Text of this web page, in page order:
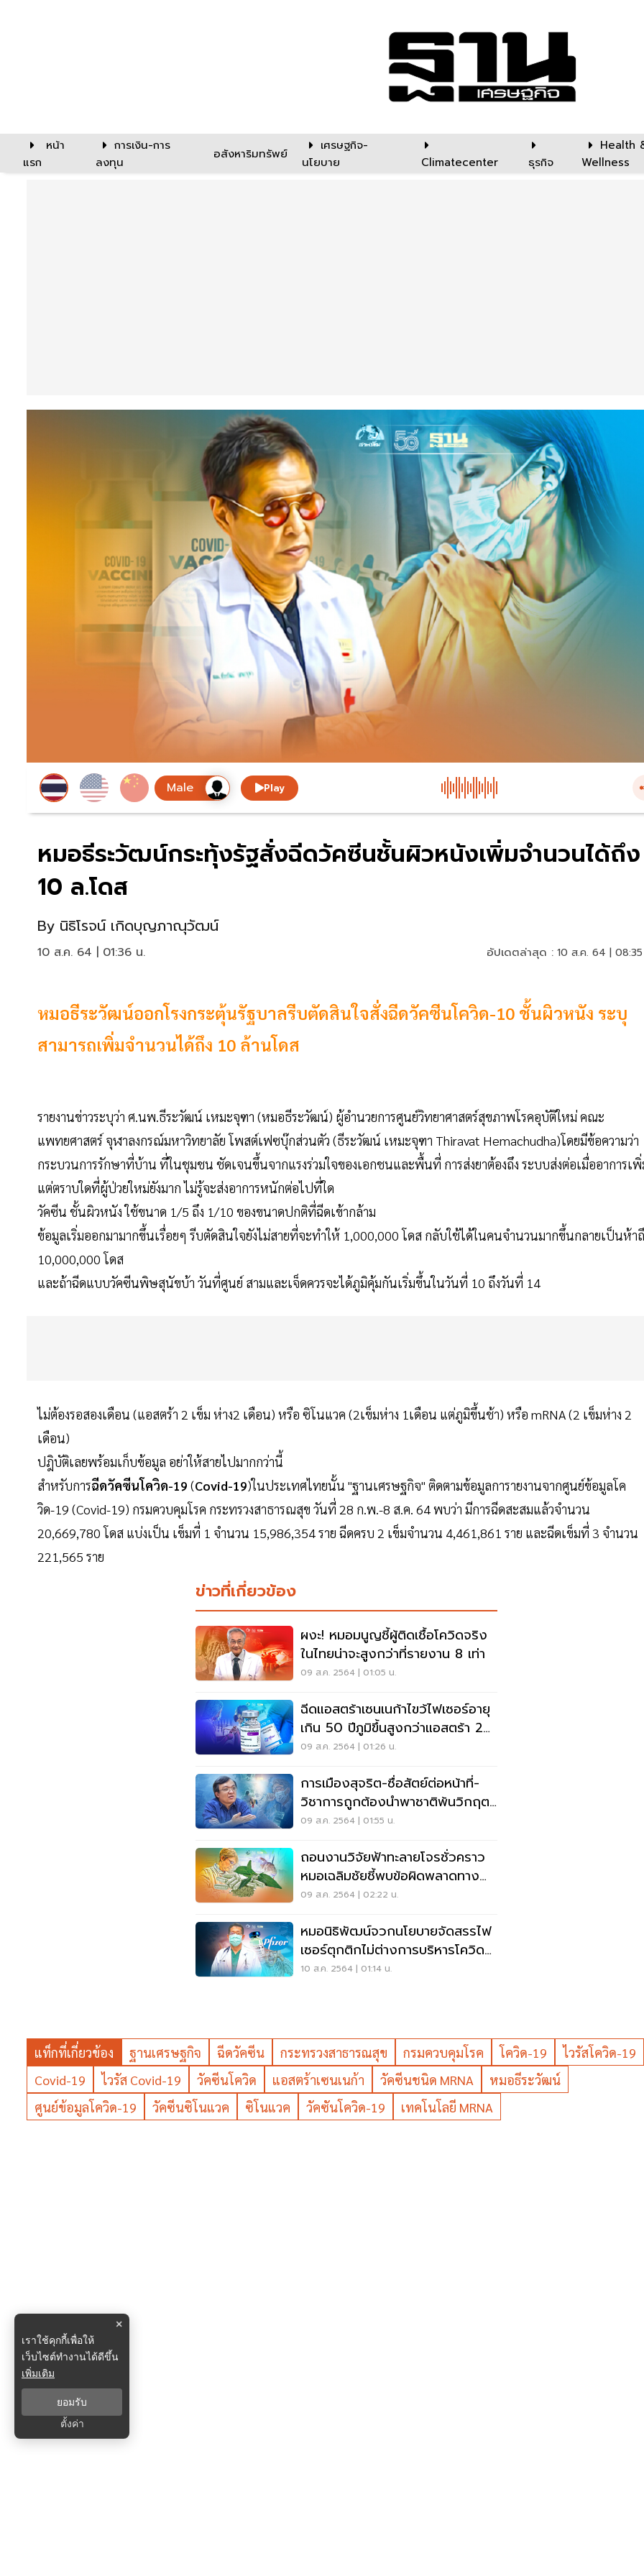
หน้า
แรก
การเงิน-การ
ลงทุน
อสังหาริมทรัพย์
เศรษฐกิจ-
นโยบาย
Climatecenter ธุรกิจ
Health
Wellness
Play
หมอธีระวัฒน์กระทุ้งรัฐสั่งฉีดวัคซีนชั้นผิวหนังเพิ่มจำนวนได้ถึง
10 ล.โดส
By นิธิโรจน์ เกิดบุญภาณุวัฒน์
10 ส.ค. 64 | 01:36 น. อัปเดตล่าสุด : 10 ส.ค. 64 |
หมอธีระวัฒน์ออกโรงกระตุ้นรัฐบาลรีบตัดสินใจสั่งฉีดวัคซีนโควิด-10 ชั้นผิวหนัง ระบุ
สามารถเพิ่มจำนวนได้ถึง 10 ล้านโดส
รายงานข่าวระบุว่า ศ.นพ.ธีระวัฒน์ เหมะจุฑา (หมอธีระวัฒน์) ผู้อำนวยการศูนย์วิทยาศาสตร์สุขภาพโรคอุบัติใหม่ คณะ
แพทยศาสตร์ จุฬาลงกรณ์มหาวิทยาลัย โพสต์เฟซบุ๊กส่วนตัว (ธีระวัฒน์ เหมะจุฑา Thiravat Hemachudha)โดยมีข้อความว่า
กระบวนการรักษาที่บ้าน ที่ในชุมชน ชัดเจนขึ้นจากแรงร่วมใจของเอกชนและพื้นที่ การส่งยาต้องถึง ระบบส่งต่อเมื่ออาการเ
แต่ตราบใดที่ผู้ป่วยใหม่ยังมาก ไม่รู้จะส่งอาการหนักต่อไปที่ใด
วัคซีน ชั้นผิวหนัง ใช้ขนาด 1/5 ถึง 1/10 ของขนาดปกติที่ฉีดเข้ากล้าม
ข้อมูลเริ่มออกมามากขึ้นเรื่อยๆ รีบตัดสินใจยังไม่สายที่จะทำให้ 1,000,000 โดส กลับใช้ได้ในคนจำนวนมากขึ้นกลายเป็นห้า
10,000,000 โดส
และถ้าฉีดแบบวัคซีนพิษสุนัขบ้า วันที่ศูนย์ สามและเจ็ดควรจะได้ภูมิคุ้มกันเริ่มขึ้นในวันที่ 10 ถึงวันที่ 14
ไม่ต้องรอสองเดือน (แอสตร้า 2 เข็ม ห่าง2 เดือน) หรือ ซิโนแวค (2เข็มห่าง 1เดือน แต่ภูมิขึ้นช้า) หรือ mRNA (2 เข็มห่าง 2
เดือน)
ปฎิบัติเลยพร้อมเก็บข้อมูล อย่าให้สายไปมากกว่านี้
สำหรับการฉีดวัคซีนโควิด-19 (Covid-19)ในประเทศไทยนั้น "ฐานเศรษฐกิจ" ติดตามข้อมูลการายงานจากศูนย์ข้อมูลโค
วิด-19 (Covid-19) กรมควบคุมโรค กระทรวงสาธารณสุข วันที่ 28 ก.พ.-8 ส.ค. 64 พบว่า มีการฉีดสะสมแล้วจำนวน
20,669,780 โดส แบ่งเป็น เข็มที่ 1 จำนวน 15,986,354 ราย ฉีดครบ 2 เข็มจำนวน 4,461,861 ราย และฉีดเข็มที่ 3 จำนวน
221,565 ราย
ข่าวที่เกี่ยวข้อง
ผงะ! หมอมนูญชี้ผู้ติดเชื้อโควิดจริง
ในไทยน่าจะสูงกว่าที่รายงาน 8 เท่า
09 ส.ค. 2564 | 01:05 น.
ฉีดแอสตร้าเซนเนก้าไขว้ไฟเซอร์อายุ
เกิน 50 ปีภูมิขึ้นสูงกว่าแอสตร้า 2
เข็ม
09 ส.ค. 2564 | 01:26 น.
การเมืองสุจริต-ซื่อสัตย์ต่อหน้าที่-
วิชาการถูกต้องนำพาชาติพ้นวิกฤต
โควิด
09 ส.ค. 2564 | 01:55 น.
ถอนงานวิจัยฟ้าทะลายโจรชั่วคราว
หมอเฉลิมชัยชี้พบข้อผิดพลาดทาง
ตัวเลข
09 ส.ค. 2564 | 02:22 น.
หมอนิธิพัฒน์จวกนโยบายจัดสรรไฟ
เซอร์ตุกติกไม่ต่างการบริหารโควิด
ของรัฐบาล
10 ส.ค. 2564 | 01:14 น.
แท็กที่เกี่ยวข้อง ฐานเศรษฐกิจ ฉีดวัคซีน กระทรวงสาธารณสุข กรมควบคุมโรค โควิด-19
ไวรัสโควิด-19
Covid-19
ไวรัส Covid-19 วัคซีนโควิด แอสตร้าเซนเนก้า วัคซีนชนิด MRNA
หมอธีระวัฒน์
ศูนย์ข้อมูลโควิด-19
วัคซีนซิโนแวค ซิโนแวค วัคซันโควิด-19 เทคโนโลยี MRNA
×
เราใช้คุกกี้เพื่อให้
เว็บไซต์ทำงานได้ดีขึ้น
เพิ่มเติม
ยอมรับ
ตั้งค่า